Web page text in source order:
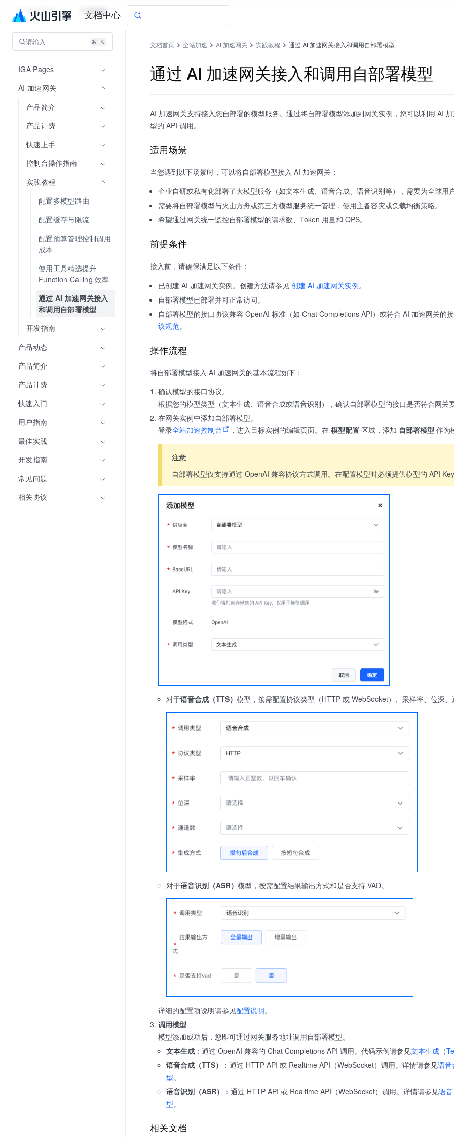
文档中心
全站加速 文档指南
请输入
IGA Pages
AI 加速网关
产品简介
产品计费
快速上手
控制台操作指南
实践教程
配置多模型路由
配置缓存与限流
配置预算管理控制调用
成本
使用工具精选提升
Function Calling 效率
通过 AI 加速网关接入
和调用自部署模型
开发指南
产品动态
产品简介
产品计费
快速入门
用户指南
最佳实践
开发指南
常见问题
相关协议
文档首页 全站加速 AI 加速网关 实践教程 通过 AI 加速网关接入和调用自部署模型
通过 AI 加速网关接入和调用自部署模型
AI 加速网关支持接入您自部署的模型服务。通过将自部署模型添加到网关实例，您可以利用 AI
型的 API 调用。
适用场景
当您遇到以下场景时，可以将自部署模型接入 AI 加速网关：
企业自研或私有化部署了大模型服务（如文本生成、语音合成、语音识别等），需要为全球用
需要将自部署模型与火山方舟或第三方模型服务统一管理，使用主备容灾或负载均衡策略。
希望通过网关统一监控自部署模型的请求数、Token 用量和 QPS。
前提条件
接入前，请确保满足以下条件：
已创建 AI 加速网关实例。创建方法请参见 创建 AI 加速网关实例。
自部署模型已部署并可正常访问。
自部署模型的接口协议兼容 OpenAI 标准（如 Chat Completions API）或符合 AI 加速网关的
议规范。
操作流程
将自部署模型接入 AI 加速网关的基本流程如下：
确认模型的接口协议。
根据您的模型类型（文本生成、语音合成或语音识别），确认自部署模型的接口是否符合网关
在网关实例中添加自部署模型。
登录全站加速控制台 ，进入目标实例的编辑页面。在 模型配置 区域，添加 自部署模型 作为
注意
自部署模型仅支持通过 OpenAI 兼容协议方式调用。在配置模型时必须提供模型的 API
对于语音合成（TTS）​ 模型，按需配置协议类型（HTTP 或 WebSocket）、采样率、位深、
对于语音识别（ASR）​ 模型，按需配置结果输出方式和是否支持 VAD。
详细的配置项说明请参见配置说明。
调用模型
模型添加成功后，您即可通过网关服务地址调用自部署模型。
文本生成 ：通过 OpenAI 兼容的 Chat Completions API 调用。代码示例请参见文本生成（
语音合成（TTS）
：通过 HTTP API 或 Realtime API（WebSocket）调用。详情请参见语音
型。
语音识别（ASR）
：通过 HTTP API 或 Realtime API（WebSocket）调用。详情请参见语音
型。
相关文档